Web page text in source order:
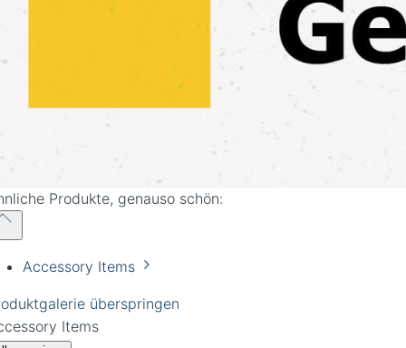
Produkte, genauso schön:
Accessory Items
überspringen
Items